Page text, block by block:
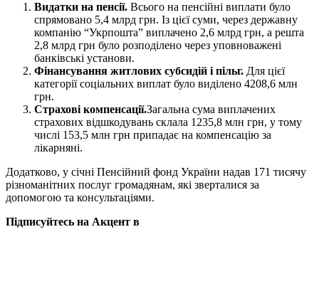
Видатки на пенсії. Всього на пенсійні виплати було
спрямовано 5,4 млрд грн. Із цієї суми, через державну
компанію “Укрпошта” виплачено 2,6 млрд грн, а решта
2,8 млрд грн було розподілено через уповноважені
банківські установи.
Фінансування житлових субсидій і пільг. Для цієї
категорії соціальних виплат було виділено 4208,6 млн
грн.
Страхові компенсації.Загальна сума виплачених
страхових відшкодувань склала 1235,8 млн грн, у тому
числі 153,5 млн грн припадає на компенсацію за
лікарняні.
Додатково, у січні Пенсійний фонд України надав 171 тисячу
різноманітних послуг громадянам, які зверталися за
допомогою та консультаціями.
Підписуйтесь на Акцент в